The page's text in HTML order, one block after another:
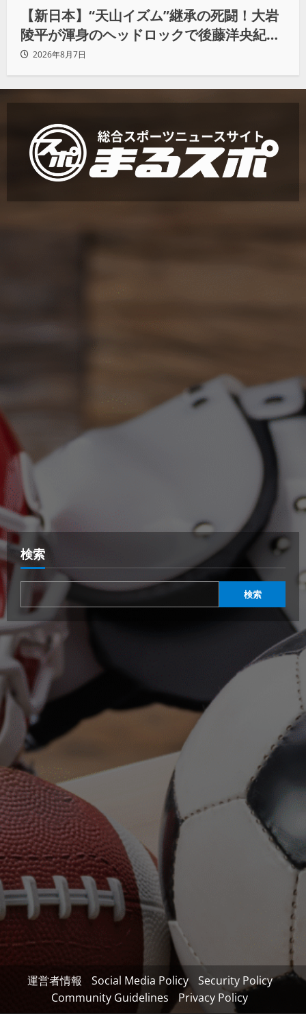
【新日本】“天山イズム”継承の死闘！大岩
陵平が渾身のヘッドロックで後藤洋央紀か
らタップ奪取 執念の「リベンジ＆4勝目」
2026年8月7日
検索
検索
運営者情報 Social Media Policy
Security Policy
Community Guidelines
Privacy Policy